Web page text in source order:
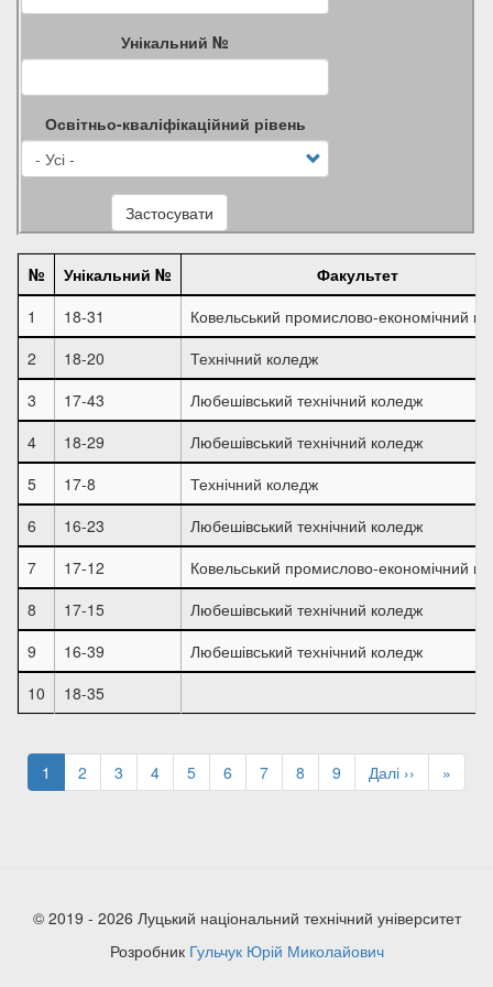
Унікальний №
Освітньо-кваліфікаційний рівень
Застосувати
№ Унікальний №
Факультет
1
18-31
Ковельський промислово-економічний
2
18-20
Технічний коледж
3
17-43
Любешівський технічний коледж
4
18-29
Любешівський технічний коледж
5
17-8
Технічний коледж
6
16-23
Любешівський технічний коледж
7
17-12
Ковельський промислово-економічний
8
17-15
Любешівський технічний коледж
9
16-39
Любешівський технічний коледж
10
18-35
Розбивка
сторінки
Поточна
сторінка
1 Page
2 Page
3 Page
4 Page
5 Page
6 Page
7 Page
8 Page
9
Наступна
сторінка
Далі ›› »
© 2019 - 2026 Луцький національний технічний університет
Розробник Гульчук Юрій Миколайович